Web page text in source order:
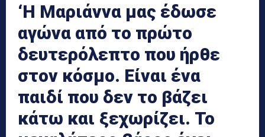
‘Η Μαριάννα μας έδωσε
αγώνα από το πρώτο
δευτερόλεπτο που ήρθε
στον κόσμο. Είναι ένα
παιδί που δεν το βάζει
κάτω και ξεχωρίζει. Το